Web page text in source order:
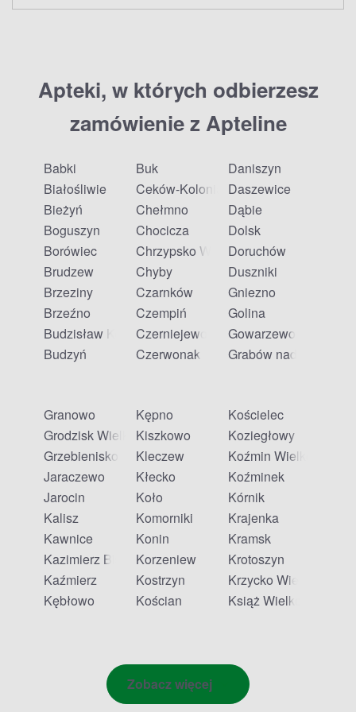
Apteki, w których odbierzesz
zamówienie z Apteline
Babki
Białośliwie
Bieżyń
Boguszyn
Borówiec
Brudzew
Brzeziny
Brzeźno
Budzisław Kościelny
Budzyń
Buk
Ceków-Kolonia
Chełmno
Chocicza
Chrzypsko Wielkie
Chyby
Czarnków
Czempiń
Czerniejewo
Czerwonak
Daniszyn
Daszewice
Dąbie
Dolsk
Doruchów
Duszniki
Gniezno
Golina
Gowarzewo
Grabów nad Prosną
Granowo
Grodzisk Wielkopolski
Grzebienisko
Jaraczewo
Jarocin
Kalisz
Kawnice
Kazimierz Biskupi
Kaźmierz
Kębłowo
Kępno
Kiszkowo
Kleczew
Kłecko
Koło
Komorniki
Konin
Korzeniew
Kostrzyn
Kościan
Kościelec
Koziegłowy
Koźmin Wielkopolski
Koźminek
Kórnik
Krajenka
Kramsk
Krotoszyn
Krzycko Wielkie
Książ Wielkopolski
Zobacz więcej